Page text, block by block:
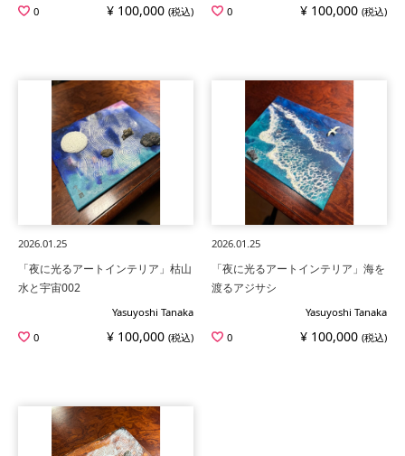
0
¥ 100,000 (税込)
0
¥ 100,000 (税込)
2026.01.25
「夜に光るアートインテリア」枯山
水と宇宙002
Yasuyoshi Tanaka
0
¥ 100,000 (税込)
2026.01.25
「夜に光るアートインテリア」海を
渡るアジサシ
Yasuyoshi Tanaka
0
¥ 100,000 (税込)